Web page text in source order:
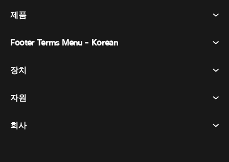
제품
Webex Suite
메시징
이벤트
Footer Terms Menu - Korean
이용약관
상표
장치
객실 장치
자원
가격
회사